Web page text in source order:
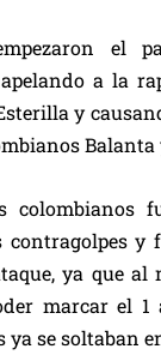
el
a la
y
Balanta
colombianos
contragolpes y
ya que al
marcar el
ya se soltaban